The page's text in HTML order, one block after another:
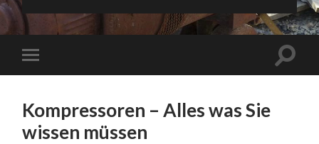
Menü
Kompressoren – Alles was Sie
wissen müssen